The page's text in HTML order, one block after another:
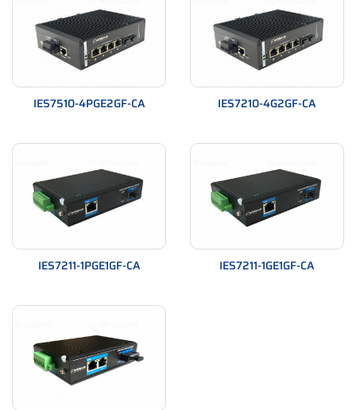
IES7510-4PGE2GF-CA IES7210-4G2GF-CA
IES7211-1PGE1GF-CA IES7211-1GE1GF-CA